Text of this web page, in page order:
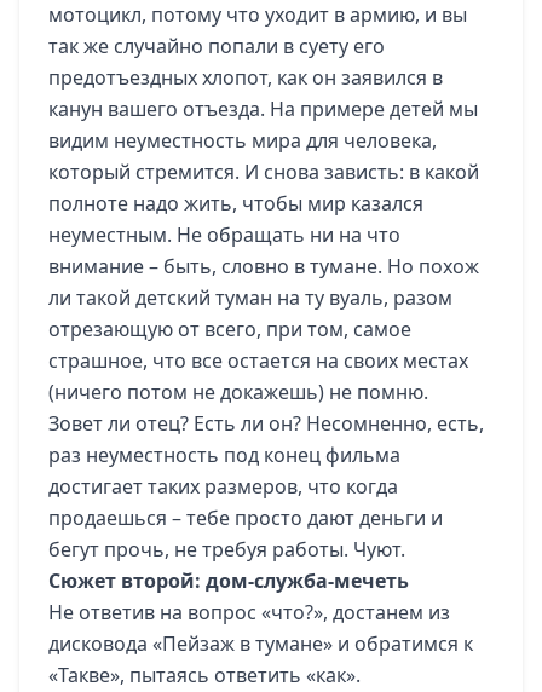
мотоцикл, потому что уходит в армию, и вы
так же случайно попали в суету его
предотъездных хлопот, как он заявился в
канун вашего отъезда. На примере детей мы
видим неуместность мира для человека,
который стремится. И снова зависть: в какой
полноте надо жить, чтобы мир казался
неуместным. Не обращать ни на что
внимание – быть, словно в тумане. Но похож
ли такой детский туман на ту вуаль, разом
отрезающую от всего, при том, самое
страшное, что все остается на своих местах
(ничего потом не докажешь) не помню.
Зовет ли отец? Есть ли он? Несомненно, есть,
раз неуместность под конец фильма
достигает таких размеров, что когда
продаешься – тебе просто дают деньги и
бегут прочь, не требуя работы. Чуют.
Сюжет второй: дом-служба-мечеть
Не ответив на вопрос «что?», достанем из
дисковода «Пейзаж в тумане» и обратимся к
«Такве», пытаясь ответить «как».